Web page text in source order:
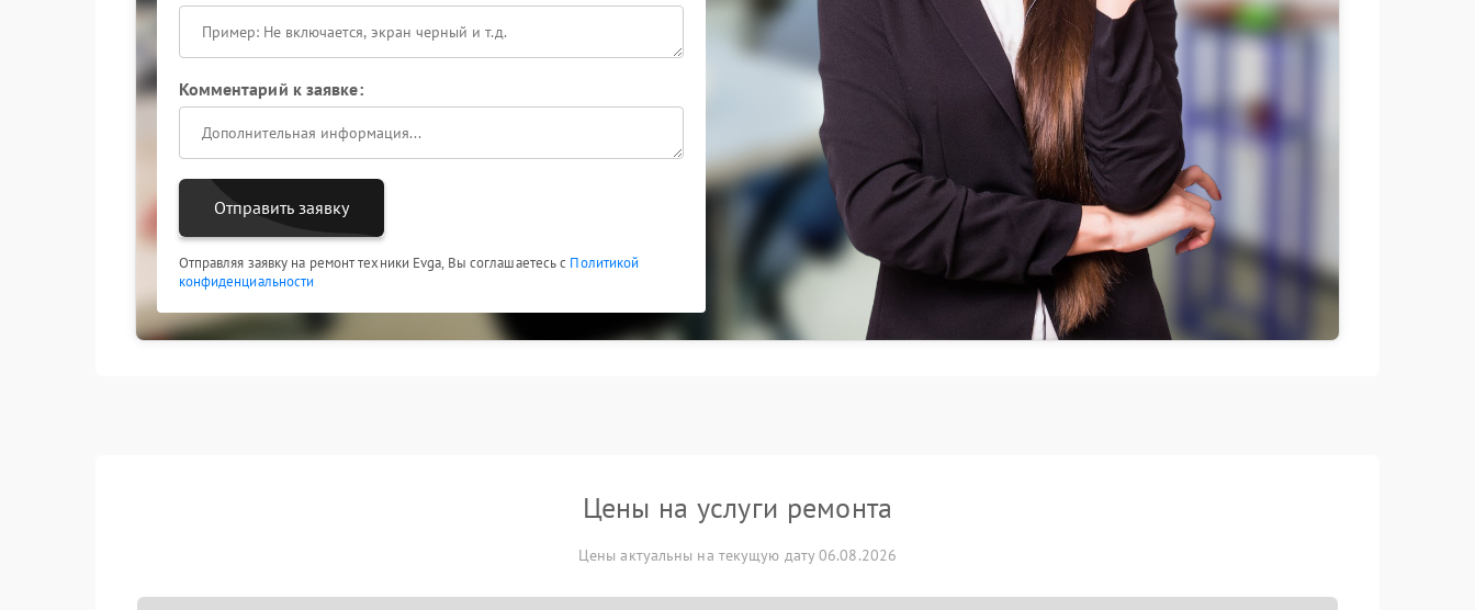
Комментарий к заявке:
Отправить заявку
Отправляя заявку на ремонт техники Evga, Вы соглашаетесь с Политикой
конфиденциальности
Цены на услуги ремонта
Цены актуальны на текущую дату 06.08.2026